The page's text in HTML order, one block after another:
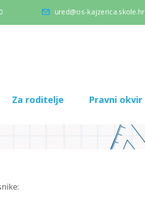
ured@os-kajzerica.skole.hr
Za roditelje Pravni okvir